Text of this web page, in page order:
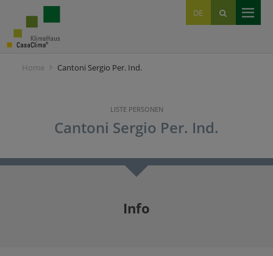
DE
IT
EN
Home Cantoni Sergio Per. Ind.
LISTE PERSONEN
Cantoni Sergio Per. Ind.
Info